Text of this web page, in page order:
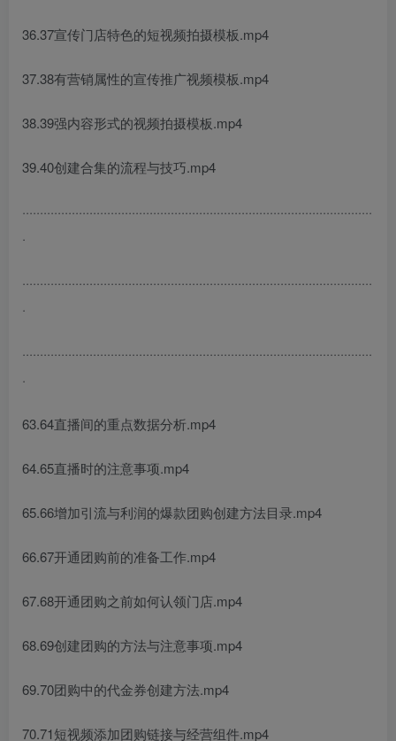
36.37宣传门店特色的短视频拍摄模板.mp4
37.38有营销属性的宣传推广视频模板.mp4
38.39强内容形式的视频拍摄模板.mp4
39.40创建合集的流程与技巧.mp4
···································································································
·
···································································································
·
···································································································
·
63.64直播间的重点数据分析.mp4
64.65直播时的注意事项.mp4
65.66增加引流与利润的爆款团购创建方法目录.mp4
66.67开通团购前的准备工作.mp4
67.68开通团购之前如何认领门店.mp4
68.69创建团购的方法与注意事项.mp4
69.70团购中的代金券创建方法.mp4
70.71短视频添加团购链接与经营组件.mp4